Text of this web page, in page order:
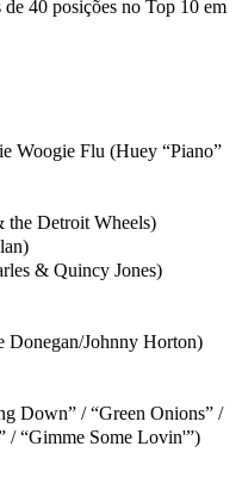
de 40 posições no Top 10 em
Woogie Flu (Huey “Piano”
the Detroit Wheels)
& Quincy Jones)
Donegan/Johnny Horton)
Down” / “Green Onions” /
/ “Gimme Some Lovin'”)